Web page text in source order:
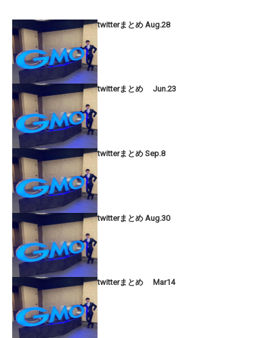
twitterまとめ Aug.28
twitterまとめ Jun.23
twitterまとめ Sep.8
twitterまとめ Aug.30
twitterまとめ Mar14